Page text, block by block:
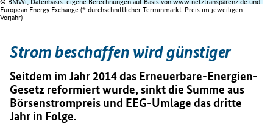
European Energy Exchange (* durchschnittlicher Terminmarkt-Preis im jeweiligen
Vorjahr)
Strom beschaffen wird günstiger
Seitdem im Jahr 2014 das Erneuerbare-Energien-
Gesetz reformiert wurde, sinkt die Summe aus
Börsenstrompreis und EEG-Umlage das dritte
Jahr in Folge.